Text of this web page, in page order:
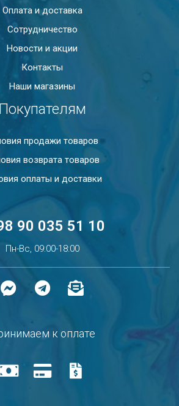
Оплата и доставка
Сотрудничество
Новости и акции
Контакты
Наши магазины
Покупателям
продажи товаров
возврата товаров
оплаты и доставки
90 035 51 10
Пн-Вс, 09:00-18:00
к оплате